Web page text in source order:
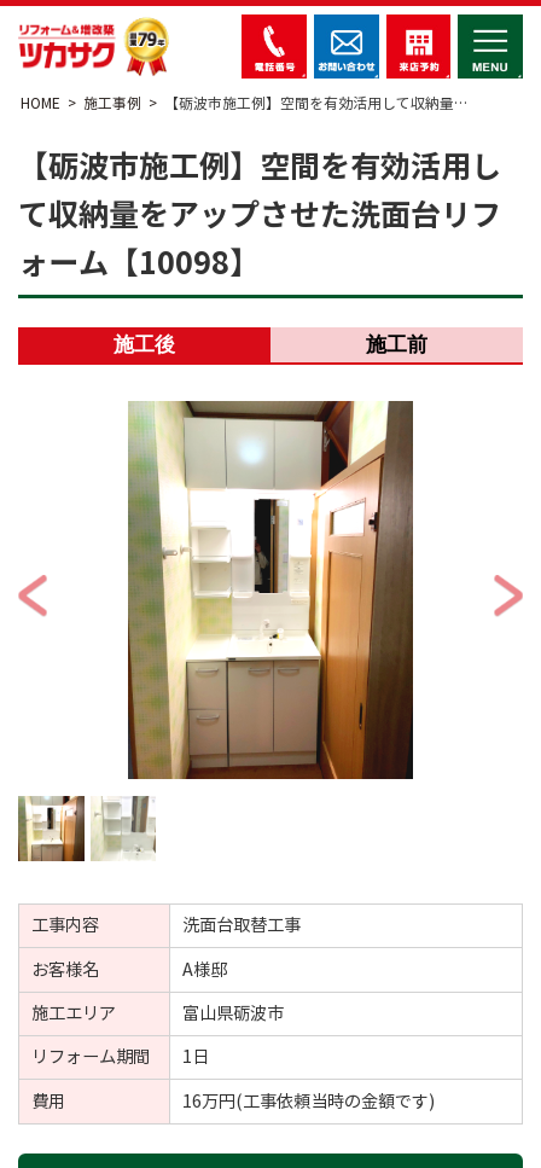
HOME 施工事例 【砺波市施工例】空間を有効活用して収納量…
【砺波市施工例】空間を有効活用し
て収納量をアップさせた洗面台リフ
ォーム【10098】
施工後 施工前
工事内容 洗面台取替工事
お客様名 A様邸
施工エリア 富山県砺波市
リフォーム期間 1日
費用 16万円(工事依頼当時の金額です)